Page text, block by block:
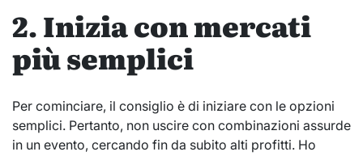
2. Inizia con mercati
più semplici
Per cominciare, il consiglio è di iniziare con le opzioni
semplici. Pertanto, non uscire con combinazioni assurde
in un evento, cercando fin da subito alti profitti. Ho